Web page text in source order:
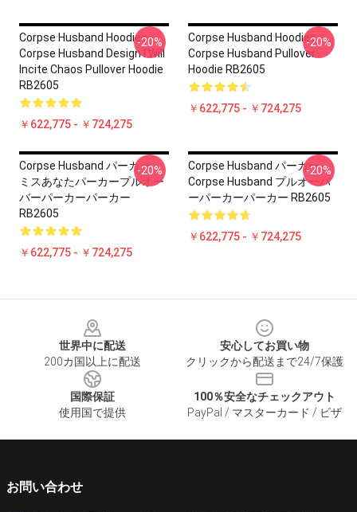
Corpse Husband Hoodies -
Corpse Husband Design I Will
Incite Chaos Pullover Hoodie
RB2605
￥622,775 - ￥724,275
-20%
Corpse Husband Hoodies -
Corpse Husband Pullover
Hoodie RB2605
￥622,775 - ￥724,275
-20%
Corpse Husband パーカー -
ミスあなたパーカープルオー
バーパーカーパーカー
RB2605
￥622,775 - ￥724,275
-20%
Corpse Husband パーカー -
Corpse Husband プルオーバ
ーパーカーパーカー RB2605
￥622,775 - ￥724,275
-20%
世界中に配送
200カ国以上に配送
安心してお買い物
クリックから配送まで24/7保護
国際保証
使用国で提供
100％安全なチェックアウト
PayPal / マスターカード / ビザ
お問い合わせ